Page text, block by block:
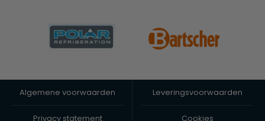
Algemene voorwaarden Leveringsvoorwaarden
Privacy statement Cookies